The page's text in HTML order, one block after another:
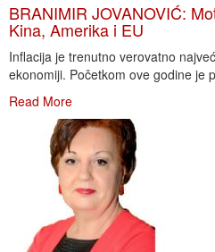
BRANIMIR JOVANOVIĆ:
Kina, Amerika i EU
Inflacija je trenutno verovatno
ekonomiji. Početkom ove godine je
Read More